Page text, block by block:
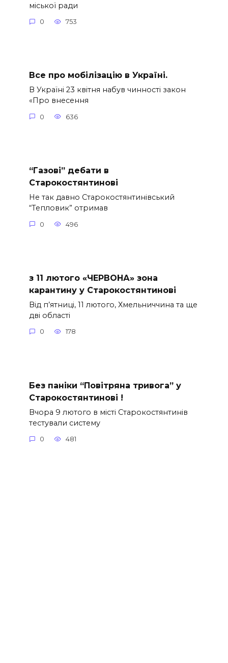
міської ради
0 753
Все про мобілізацію в Україні.
В Україні 23 квітня набув чинності закон
«Про внесення
0 636
“Газові” дебати в
Старокостянтинові
Не так давно Старокостянтинівський
“Тепловик” отримав
0 496
з 11 лютого «ЧЕРВОНА» зона
карантину у Старокостянтинові
Від п’ятниці, 11 лютого, Хмельниччина та ще
дві області
0 178
Без паніки “Повітряна тривога” у
Старокостянтинові !
Вчора 9 лютого в місті Старокостянтинів
тестували систему
0 481